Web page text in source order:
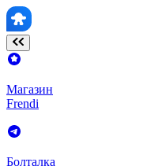
Магазин
Frendi
Болталка